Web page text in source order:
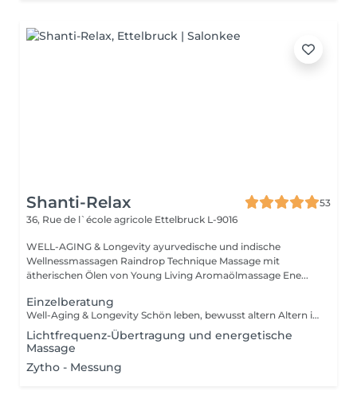
Shanti-Relax
53
36, Rue de l`école agricole Ettelbruck L-9016
WELL-AGING & Longevity ayurvedische und indische
Wellnessmassagen Raindrop Technique Massage mit
ätherischen Ölen von Young Living Aromaölmassage Ene...
Einzelberatung
Well-Aging & Longevity Schön leben, bewusst altern Altern ist kein Rückschritt es ist ein natürlicher Wandel, den wir mit Achtsamkeit und Lebensfreude gestalten können. Well-Aging bedeutet, den eigenen Körper zu verstehen, ihn zu unterstützen und mit ihm in Harmonie zu leben Tag für Tag, Jahr für Jahr. Dein Weg beginnt hier Ob du erste Zeichen der Hautalterung spürst, deinen Schlaf verbessern möchtest oder einfach mehr Energie im Alltag suchst Ich begleite dich mit Herz, Wissen und maßgeschneiderten Lösungen. Denn die besten Jahre sind nicht vorbei sie beginnen genau jetzt.
Lichtfrequenz-Übertragung und energetische
Massage
Zytho - Messung